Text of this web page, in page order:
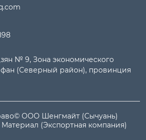
№ 9, Зона экономического
(Северный район), провинция
ООО Шенгмайт (Сычуань)
(Экспортная компания)